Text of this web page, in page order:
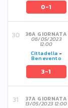
0-1
36A GIORNATA
06/05/2023
12:00
Cittadella -
Benevento
3-1
37A GIORNATA
13/05/2023 12:00